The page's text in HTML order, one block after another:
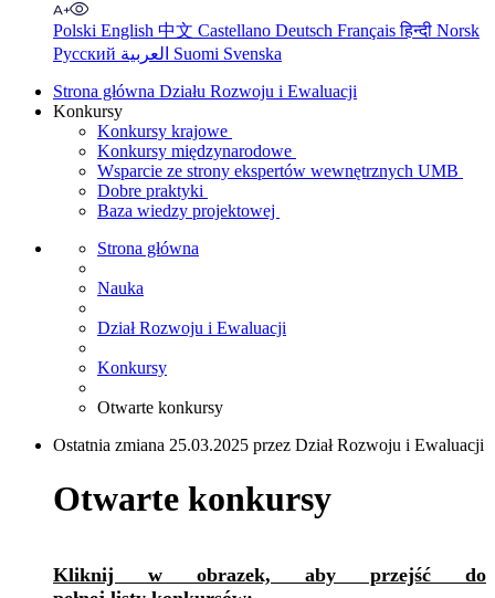
Polski English 中文 Castellano Deutsch Françaisहिन्दी Norsk
Русский
Suomi Svenska
Strona główna Działu Rozwoju i Ewaluacji
Konkursy
Konkursy krajowe
Konkursy międzynarodowe
Wsparcie ze strony ekspertów wewnętrznych UMB
Dobre praktyki
Baza wiedzy projektowej
Strona główna
Nauka
Dział Rozwoju i Ewaluacji
Konkursy
Otwarte konkursy
Ostatnia zmiana 25.03.2025 przez Dział Rozwoju i Ewaluacji
Otwarte konkursy
Kliknij w obrazek, aby przejść do